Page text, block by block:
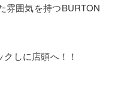
雰囲気を持つBURTON
しに店頭へ！！